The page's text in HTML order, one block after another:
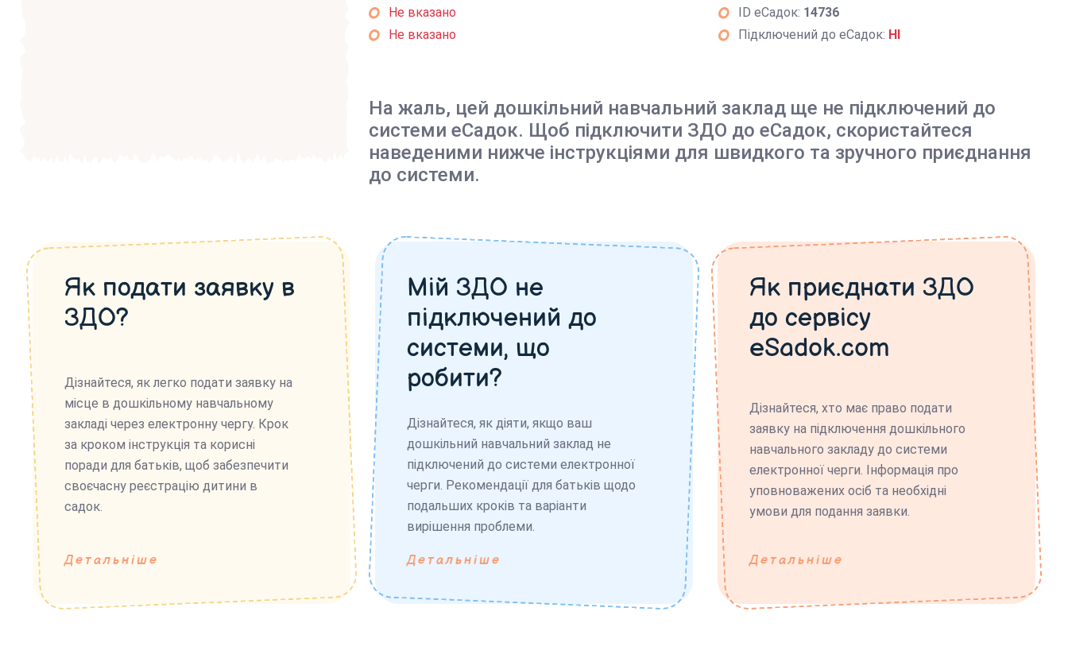
Не вказано
Не вказано
ID еСадок: 14736
Підключений до еСадок: НІ
На жаль, цей дошкільний навчальний заклад ще не підключений до
системи еСадок. Щоб підключити ЗДО до еСадок, скористайтеся
наведеними нижче інструкціями для швидкого та зручного приєднання
до системи.
Як подати заявку в
ЗДО?
Дізнайтеся, як легко подати заявку на
місце в дошкільному навчальному
закладі через електронну чергу. Крок
за кроком інструкція та корисні
поради для батьків, щоб забезпечити
своєчасну реєстрацію дитини в
садок.
Детальніше
Мій ЗДО не
підключений до
системи, що
робити?
Дізнайтеся, як діяти, якщо ваш
дошкільний навчальний заклад не
підключений до системи електронної
черги. Рекомендації для батьків щодо
подальших кроків та варіанти
вирішення проблеми.
Детальніше
Як приєднати ЗДО
до сервісу
eSadok.com
Дізнайтеся, хто має право подати
заявку на підключення дошкільного
навчального закладу до системи
електронної черги. Інформація про
уповноважених осіб та необхідні
умови для подання заявки.
Детальніше